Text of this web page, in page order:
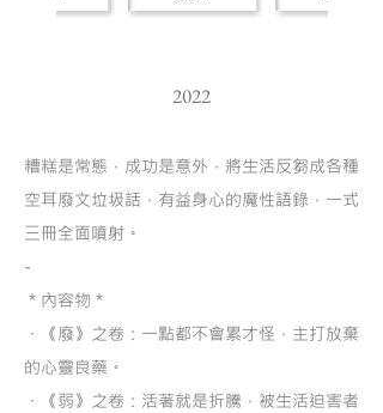
2022
糟糕是常態，成功是意外，將生活反芻成各種
空耳廢文垃圾話，有益身心的魔性語錄，一式
三冊全面噴射。
-
＊內容物＊
・《廢》之卷：一點都不會累才怪，主打放棄
的心靈良藥。
・《弱》之卷：活著就是折騰，被生活迫害者